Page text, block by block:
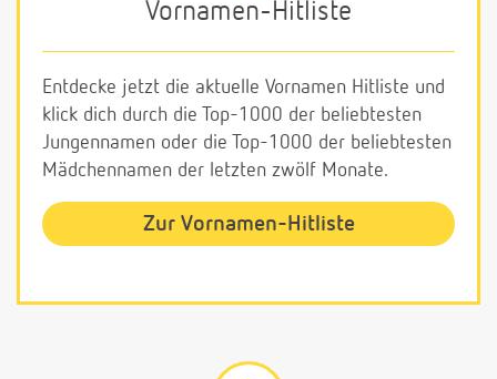
Vornamen-Hitliste
Entdecke jetzt die aktuelle Vornamen Hitliste und
klick dich durch die Top-1000 der beliebtesten
Jungennamen oder die Top-1000 der beliebtesten
Mädchennamen der letzten zwölf Monate.
Zur Vornamen-Hitliste